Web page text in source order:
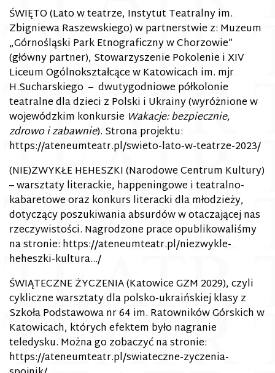
ŚWIĘTO (Lato w teatrze, Instytut Teatralny im.
Zbigniewa Raszewskiego) w partnerstwie z: Muzeum
„Górnośląski Park Etnograficzny w Chorzowie”
(główny partner), Stowarzyszenie Pokolenie iXIV
Liceum Ogólnokształcące w Katowicach im. mjr
H.Sucharskiego – dwutygodniowe półkolonie
teatralne dla dzieci z Polski i Ukrainy (wyróżnione w
wojewódzkim konkursie Wakacje: bezpiecznie,
zdrowo i zabawnie). Strona projektu:
https://ateneumteatr.pl/swieto-lato-w-teatrze-2023/
(NIE)ZWYKŁE HEHESZKI (Narodowe Centrum Kultury)
– warsztaty literackie, happeningowe i teatralno-
kabaretowe oraz konkurs literacki dla młodzieży,
dotyczący poszukiwania absurdów w otaczającej nas
rzeczywistości. Nagrodzone prace opublikowaliśmy
na stronie: https://ateneumteatr.pl/niezwykle-
heheszki-kultura…/
ŚWIĄTECZNE ŻYCZENIA (Katowice GZM 2029), czyli
cykliczne warsztaty dla polsko-ukraińskiej klasy z
Szkoła Podstawowa nr 64 im. Ratowników Górskich w
Katowicach, których efektem było nagranie
teledysku. Można go zobaczyć na stronie:
https://ateneumteatr.pl/swiateczne-zyczenia-